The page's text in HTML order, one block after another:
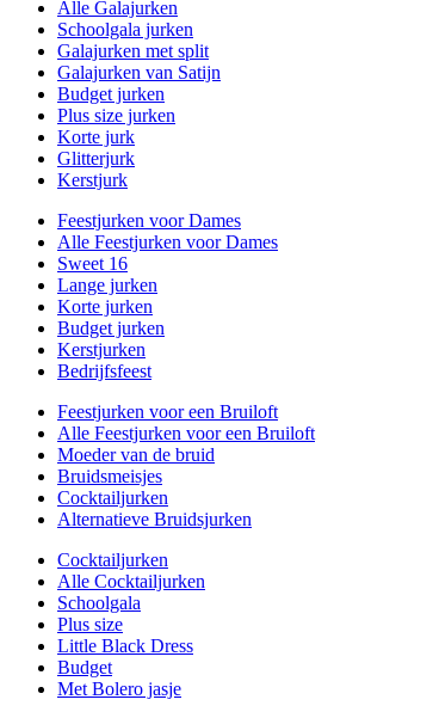
Alle Galajurken
Schoolgala jurken
Galajurken met split
Galajurken van Satijn
Budget jurken
Plus size jurken
Korte jurk
Glitterjurk
Kerstjurk
Feestjurken voor Dames
Alle Feestjurken voor Dames
Sweet 16
Lange jurken
Korte jurken
Budget jurken
Kerstjurken
Bedrijfsfeest
Feestjurken voor een Bruiloft
Alle Feestjurken voor een Bruiloft
Moeder van de bruid
Bruidsmeisjes
Cocktailjurken
Alternatieve Bruidsjurken
Cocktailjurken
Alle Cocktailjurken
Schoolgala
Plus size
Little Black Dress
Budget
Met Bolero jasje